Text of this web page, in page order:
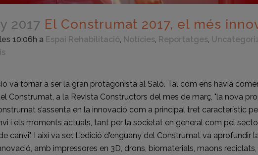
2017 El Construmat 2017, el més
10:06h a Espai Rehabilitació, Notícies, Reportatges,
va tornar a ser la gran protagonista al Saló. Tal com ens havia
Construmat, a la Revista Constructors del mes de març, "la nova
s’assenta en la innovació com a principal tret característic
i els moments actuals, tant per la societat en general com pel
canvi". I així va ser. L'edició d'enguany del Construmat va aprofundir
amb impressores en 3D, drons, biomaterials, maons